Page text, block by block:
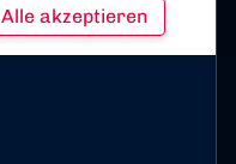
Alle akzeptieren